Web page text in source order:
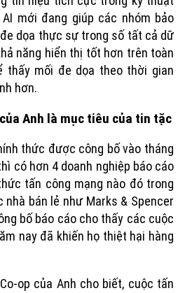
mới đang giúp các nhóm bảo
dọa thực sự trong số tất cả dữ
năng hiển thị tốt hơn trên toàn
thấy mối đe dọa theo thời gian
hơn.
Anh là mục tiêu của tin tặc
thức được công bố vào tháng
có hơn 4 doanh nghiệp báo cáo
tấn công mạng nào đó trong
nhà bán lẻ như Marks & Spencer
bố báo cáo cho thấy các cuộc
nay đã khiến họ thiệt hại hàng
op của Anh cho biết, cuộc tấn